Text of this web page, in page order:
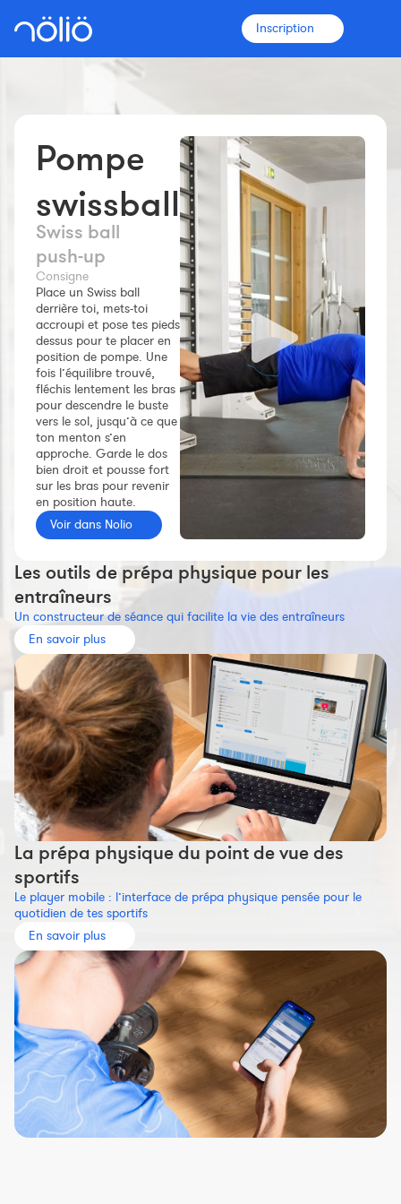
Inscription
La plateforme pour tous
Entraîneurs
Clubs
Sportifs
Plus d'informations
Fonctionnalités
Tarifs
Constructeur de séances
Sportif Premium
L'équipe Nolio
FAQ
Pompe
swissball
Swiss ball
push‑up
Consigne
Place un Swiss ball
derrière toi, mets-toi
accroupi et pose tes pieds
dessus pour te placer en
position de pompe. Une
fois l’équilibre trouvé,
fléchis lentement les bras
pour descendre le buste
vers le sol, jusqu’à ce que
ton menton s’en
approche. Garde le dos
bien droit et pousse fort
sur les bras pour revenir
en position haute.
Voir dans Nolio
Les outils de prépa physique pour les
entraîneurs
Un constructeur de séance qui facilite la vie des entraîneurs
En savoir plus
La prépa physique du point de vue des
sportifs
Le player mobile : l’interface de prépa physique pensée pour le
quotidien de tes sportifs
En savoir plus